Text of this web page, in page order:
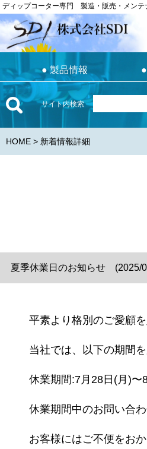
ディップコーター専門 製造・販売・メンテ
●製品情報 ●
ディップコーター専門 製造・販売・メンテ
●製品情報
サイト内検索
HOME> 新着情報詳細
夏季休業日のお知らせ (2025/
平素より格別のご愛顧
当社では、以下の期間
休業期間:7月28日(月)〜
休業期間中のお問い合
お客様にはご不便をお